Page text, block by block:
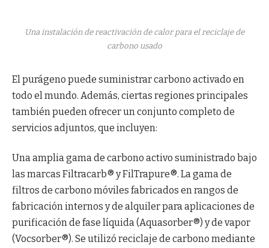
Una instalación de reactivación de calor para el reciclaje de
carbono usado
El purágeno puede suministrar carbono activado en
todo el mundo. Además, ciertas regiones principales
también pueden ofrecer un conjunto completo de
servicios adjuntos, que incluyen:
Una amplia gama de carbono activo suministrado bajo
las marcas Filtracarb® y FilTrapure®. La gama de
filtros de carbono móviles fabricados en rangos de
fabricación internos y de alquiler para aplicaciones de
purificación de fase líquida (Aquasorber®) y de vapor
(Vocsorber®). Se utilizó reciclaje de carbono mediante